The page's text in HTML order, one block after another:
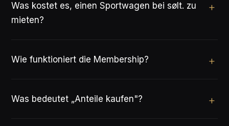
Was kostet es, einen Sportwagen bei sølt. zu
mieten?
Wie funktioniert die Membership?
Was bedeutet „Anteile kaufen"?